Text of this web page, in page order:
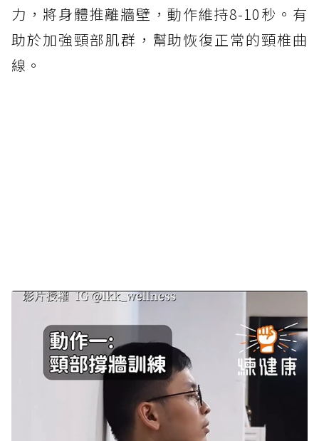
力，將身體推離牆壁，動作維持8-10秒。有
助於加強頸部肌群，幫助恢復正常的頸椎曲
線。